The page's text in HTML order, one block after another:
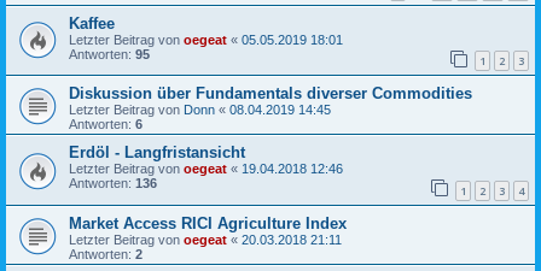
Kaffee
Letzter Beitrag von oegeat « 05.05.2019 18:01
Antworten: 95 1 2 3
Diskussion über Fundamentals diverser Commodities
Letzter Beitrag von Donn « 08.04.2019 14:45
Antworten: 6
Erdöl - Langfristansicht
Letzter Beitrag von oegeat « 19.04.2018 12:46
Antworten: 136 1 2 3 4
Market Access RICI Agriculture Index
Letzter Beitrag von oegeat « 20.03.2018 21:11
Antworten: 2